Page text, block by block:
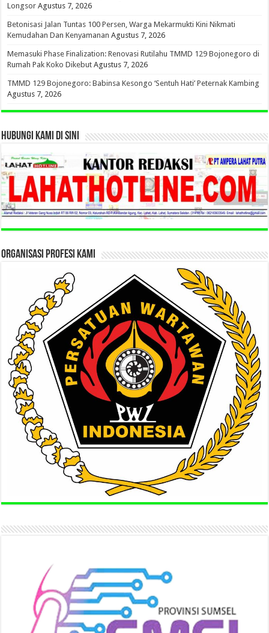
Longsor Agustus 7, 2026
Betonisasi Jalan Tuntas 100 Persen, Warga Mekarmukti Kini Nikmati
Kemudahan Dan Kenyamanan Agustus 7, 2026
Memasuki Phase Finalization: Renovasi Rutilahu TMMD 129 Bojonegoro di
Rumah Pak Koko Dikebut Agustus 7, 2026
TMMD 129 Bojonegoro: Babinsa Kesongo ‘Sentuh Hati’ Peternak Kambing
Agustus 7, 2026
HUBUNGI KAMI DI SINI
ORGANISASI PROFESI KAMI